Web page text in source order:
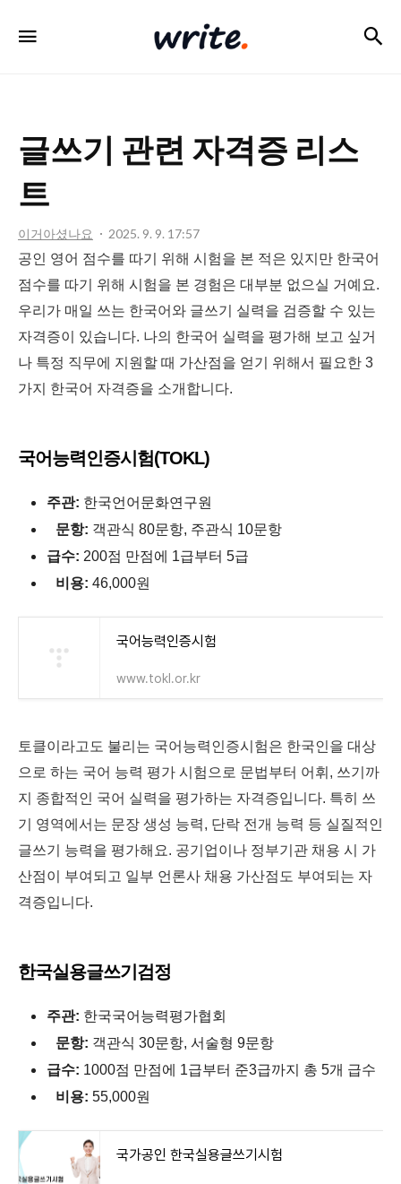
write
글쓰기 관련 자격증 리스
트
이거아셨나요
2025. 9. 9. 17:57
공인 영어 점수를 따기 위해 시험을 본 적은 있지만 한국어
점수를 따기 위해 시험을 본 경험은 대부분 없으실 거예요.
우리가 매일 쓰는 한국어와 글쓰기 실력을 검증할 수 있는
자격증이 있습니다. 나의 한국어 실력을 평가해 보고 싶거
나 특정 직무에 지원할 때 가산점을 얻기 위해서 필요한 3
가지 한국어 자격증을 소개합니다.
국어능력인증시험(TOKL)
주관: 한국언어문화연구원
문항: 객관식 80문항, 주관식 10문항
급수: 200점 만점에 1급부터 5급
비용: 46,000원
국어능력인증시험
www.tokl.or.kr
토클이라고도 불리는 국어능력인증시험은 한국인을 대상
으로 하는 국어 능력 평가 시험으로 문법부터 어휘, 쓰기까
지 종합적인 국어 실력을 평가하는 자격증입니다. 특히 쓰
기 영역에서는 문장 생성 능력, 단락 전개 능력 등 실질적인
글쓰기 능력을 평가해요. 공기업이나 정부기관 채용 시 가
산점이 부여되고 일부 언론사 채용 가산점도 부여되는 자
격증입니다.
한국실용글쓰기검정
주관: 한국국어능력평가협회
문항: 객관식 30문항, 서술형 9문항
급수: 1000점 만점에 1급부터 준3급까지 총 5개 급수
비용: 55,000원
국가공인 한국실용글쓰기시험